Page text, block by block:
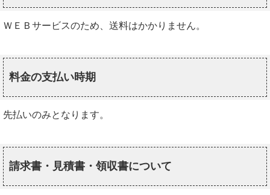
ＷＥＢサービスのため、送料はかかりません。
料金の支払い時期
先払いのみとなります。
請求書・見積書・領収書について